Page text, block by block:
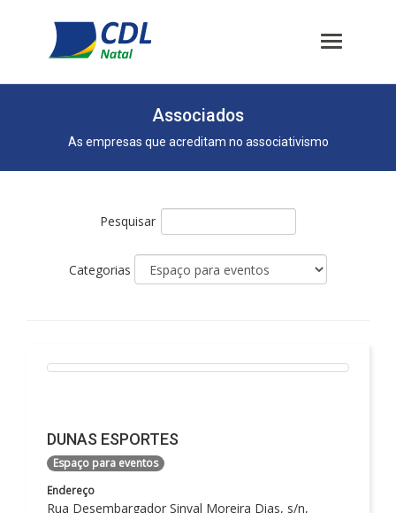
Associados
As empresas que acreditam no associativismo
Pesquisar
Categorias
DUNAS ESPORTES
Espaço para eventos
Endereço
Rua Desembargador Sinval Moreira Dias, s/n,